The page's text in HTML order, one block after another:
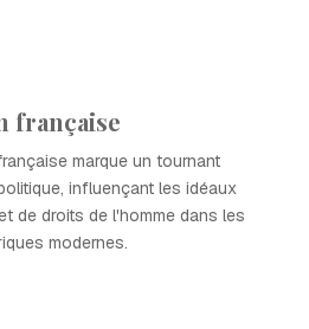
française
marque un tournant
influençant les idéaux
de droits de l'homme dans les
modernes.